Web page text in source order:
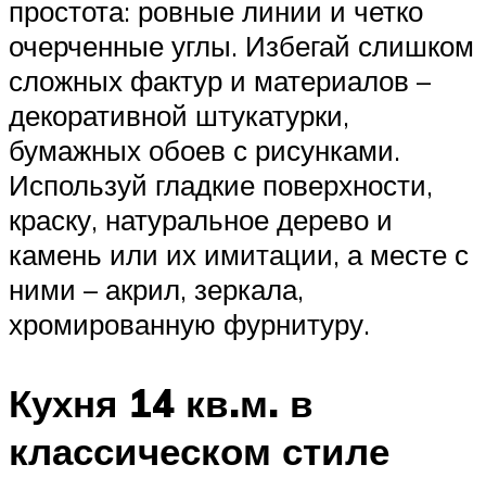
простота: ровные линии и четко
очерченные углы. Избегай слишком
сложных фактур и материалов –
декоративной штукатурки,
бумажных обоев с рисунками.
Используй гладкие поверхности,
краску, натуральное дерево и
камень или их имитации, а месте с
ними – акрил, зеркала,
хромированную фурнитуру.
Кухня 14 кв.м. в
классическом стиле